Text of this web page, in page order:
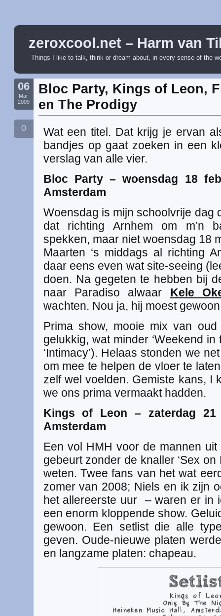
zeroxcool.net – Harm van
Things I like to talk, think or dream about, in every sense of the
06
Mar
2009
0
Bloc Party, Kings of Leon,
en The Prodigy
Wat een titel. Dat krijg je ervan
bandjes op gaat zoeken in een
verslag van alle vier.
Bloc Party – woensdag 18
Amsterdam
Woensdag is mijn schoolvrije dag
dat richting Arnhem om m’n
spekken, maar niet woensdag 18
Maarten ‘s middags al richting
daar eens even wat site-seeing
doen. Na gegeten te hebben bij
naar Paradiso alwaar Kele
wachten. Nou ja, hij moest
Prima show, mooie mix van oud
gelukkig, wat minder ‘Weekend in
‘Intimacy’). Helaas stonden we
om mee te helpen de vloer te
zelf wel voelden. Gemiste kans, I
we ons prima vermaakt hadden.
Kings of Leon – zaterdag 21
Amsterdam
Een vol HMH voor de mannen
gebeurt zonder de knaller ‘Sex on
weten. Twee fans van het wat
zomer van 2008; Niels en ik zijn
het allereerste uur – waren er in
een enorm kloppende show.
gewoon. Een setlist die alle
geven. Oude-nieuwe platen
en langzame platen: chapeau.